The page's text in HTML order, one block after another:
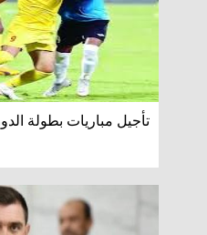
تأجيل مباريات بطولة